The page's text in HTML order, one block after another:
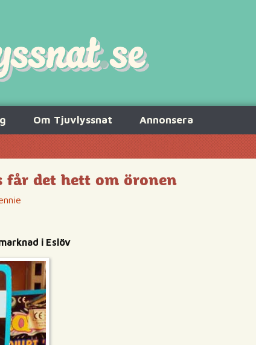
Om Tjuvlyssnat Annonsera
får det hett om öronen
i Eslöv